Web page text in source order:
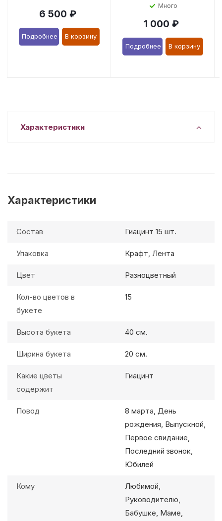
6 500 ₽
Подробнее В корзину
Много
1 000 ₽
Подробнее В корзину
Характеристики
Характеристики
Состав Гиацинт 15 шт.
Упаковка Крафт, Лента
Цвет Разноцветный
Кол-во цветов в
букете
15
Высота букета 40 см.
Ширина букета 20 см.
Какие цветы
содержит
Гиацинт
Повод
8 марта, День
рождения, Выпускной,
Первое свидание,
Последний звонок,
Юбилей
Кому
Любимой,
Руководителю,
Бабушке, Маме,